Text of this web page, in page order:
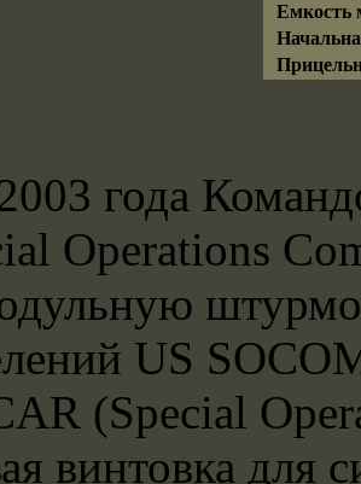
Емкость
года
Operations
US
(Special
винтовка для